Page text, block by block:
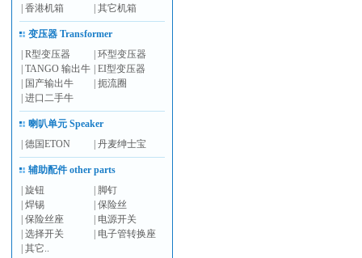
|香港机箱 |其它机箱
变压器 Transformer
|R型变压器 |环型变压器
|TANGO 输出牛 |EI型变压器
国产输出牛 |扼流圈
|进口二手牛
喇叭单元 Speaker
|德国ETON |丹麦绅士宝
辅助配件 other parts
|旋钮
脚钉
|焊锡 |保险丝
|保险丝座
电源开关
|选择开关
电子管转换座
|其它..